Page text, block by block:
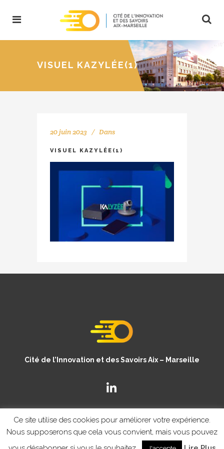
VISUEL KAZYLÉE(1)
20 juin 2023 Dans
VISUEL KAZYLÉE(1)
Cité de l’Innovation et des Savoirs Aix – Marseille
Ce site utilise des cookies pour améliorer votre expérience.
Nous supposerons que cela vous convient, mais vous pouvez